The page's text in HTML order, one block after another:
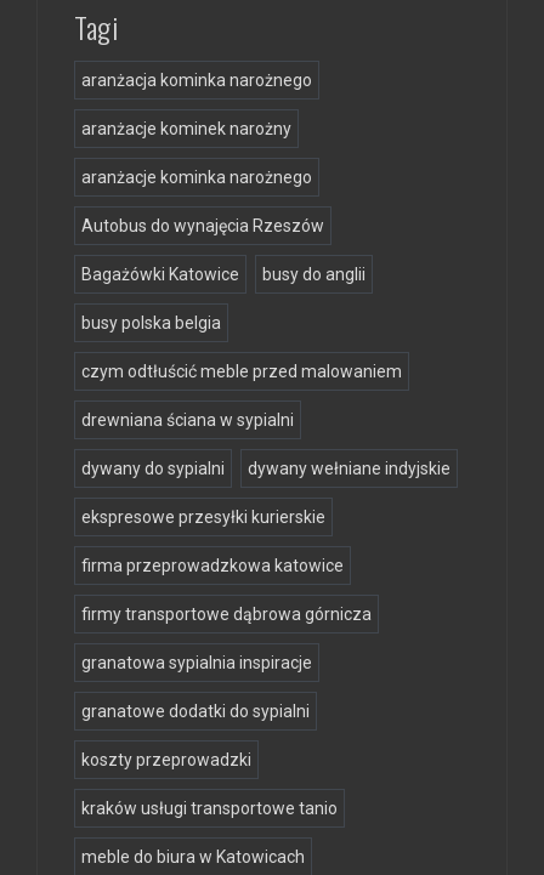
Tagi
aranżacja kominka narożnego
aranżacje kominek narożny
aranżacje kominka narożnego
Autobus do wynajęcia Rzeszów
Bagażówki Katowice busy do anglii
busy polska belgia
czym odtłuścić meble przed malowaniem
drewniana ściana w sypialni
dywany do sypialni dywany wełniane indyjskie
ekspresowe przesyłki kurierskie
firma przeprowadzkowa katowice
firmy transportowe dąbrowa górnicza
granatowa sypialnia inspiracje
granatowe dodatki do sypialni
koszty przeprowadzki
kraków usługi transportowe tanio
meble do biura w Katowicach